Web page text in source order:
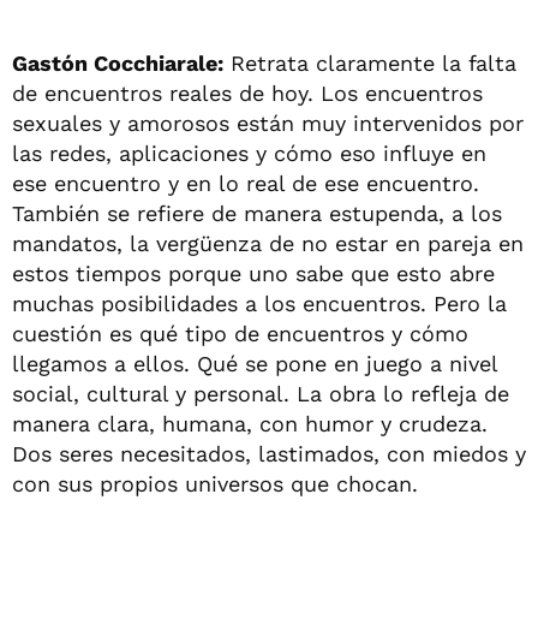
Gastón Cocchiarale: Retrata claramente la falta
de encuentros reales de hoy. Los encuentros
sexuales y amorosos están muy intervenidos por
las redes, aplicaciones y cómo eso influye en
ese encuentro y en lo real de ese encuentro.
También se refiere de manera estupenda, a los
mandatos, la vergüenza de no estar en pareja en
estos tiempos porque uno sabe que esto abre
muchas posibilidades a los encuentros. Pero la
cuestión es qué tipo de encuentros y cómo
llegamos a ellos. Qué se pone en juego a nivel
social, cultural y personal. La obra lo refleja de
manera clara, humana, con humor y crudeza.
Dos seres necesitados, lastimados, con miedos y
con sus propios universos que chocan.